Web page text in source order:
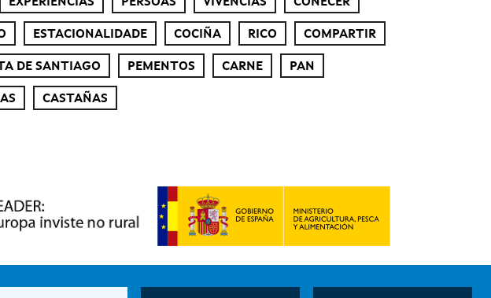
ESTACIONALIDADE COCIÑA RICO COMPARTIR
DE SANTIAGO PEMENTOS CARNE PAN
CASTAÑAS
pola Xunta de Galicia